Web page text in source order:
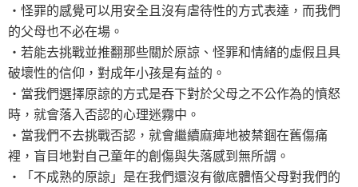
‧怪罪的感覺可以用安全且沒有虐待性的方式表達，而我們
的父母也不必在場。
‧若能去挑戰並推翻那些關於原諒、怪罪和情緒的虛假且具
破壞性的信仰，對成年小孩是有益的。
‧當我們選擇原諒的方式是吞下對於父母之不公作為的憤怒
時，就會落入否認的心理迷霧中。
‧當我們不去挑戰否認，就會繼續麻痺地被禁錮在舊傷痛
裡，盲目地對自己童年的創傷與失落感到無所謂。
‧「不成熟的原諒」是在我們還沒有徹底體悟父母對我們的